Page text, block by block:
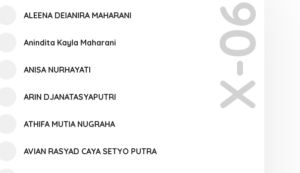
X-06
ALEENA DEIANIRA MAHARANI
Anindita Kayla Maharani
ANISA NURHAYATI
ARIN DJANATASYAPUTRI
ATHIFA MUTIA NUGRAHA
AVIAN RASYAD CAYA SETYO PUTRA